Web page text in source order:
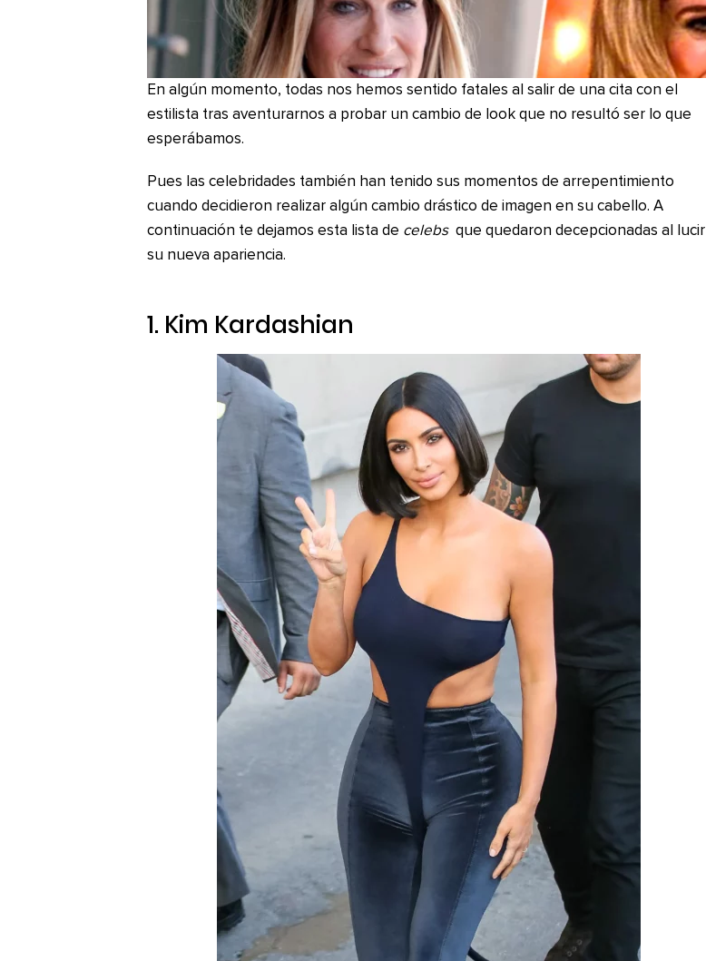
En algún momento, todas nos hemos sentido fatales al salir de una cita con el
estilista tras aventurarnos a probar un cambio de look que no resultó ser lo que
esperábamos.
Pues las celebridades también han tenido sus momentos de arrepentimiento
cuando decidieron realizar algún cambio drástico de imagen en su cabello. A
continuación te dejamos esta lista de celebs que quedaron decepcionadas al lucir
su nueva apariencia.
1. Kim Kardashian